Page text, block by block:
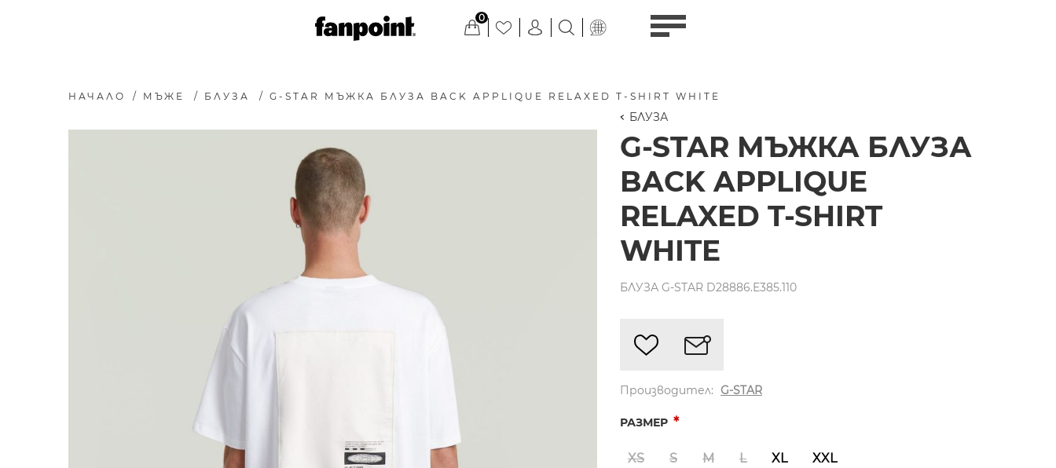
0
НАЧАЛО / МЪЖЕ / БЛУЗА / G-STAR МЪЖКА БЛУЗА BACK APPLIQUE RELAXED T-SHIRT WHITE
БЛУЗА
G-STAR МЪЖКА БЛУЗА
BACK APPLIQUE
RELAXED T-SHIRT
WHITE
БЛУЗА G-STAR D28886.E385.110
Производител: G-STAR
РАЗМЕР *
XS S M L XL XXL